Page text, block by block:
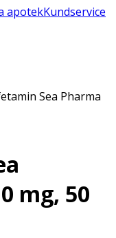
apotekKundservice
Sea Pharma
mg, 50